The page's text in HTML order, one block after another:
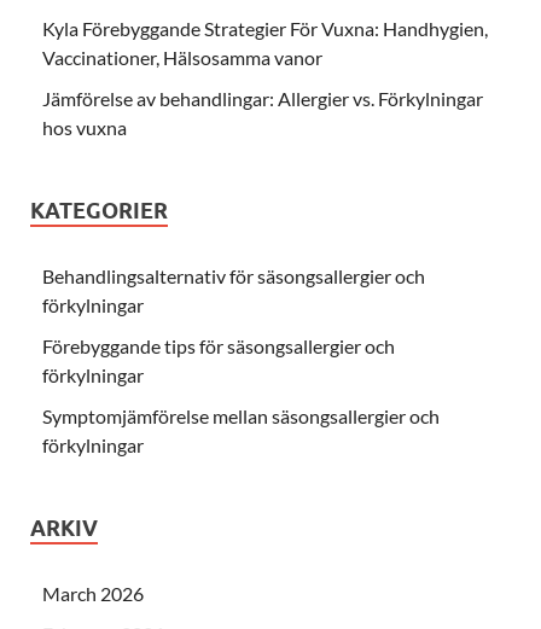
Kyla Förebyggande Strategier För Vuxna: Handhygien,
Vaccinationer, Hälsosamma vanor
Jämförelse av behandlingar: Allergier vs. Förkylningar
hos vuxna
KATEGORIER
Behandlingsalternativ för säsongsallergier och
förkylningar
Förebyggande tips för säsongsallergier och
förkylningar
Symptomjämförelse mellan säsongsallergier och
förkylningar
ARKIV
March 2026